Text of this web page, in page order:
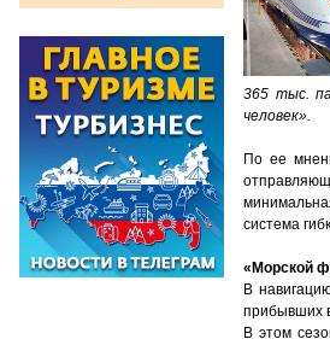
365 тыс.
человек».
По ее
система
«Морской
В
прибывших
В этом